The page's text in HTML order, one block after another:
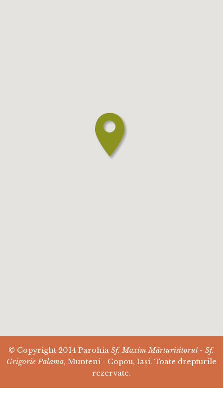
© Copyright 2014 ParohiaSf. Maxim Mărturisitorul - Sf.
Grigorie Palama, Munteni - Copou, Iași. Toate drepturile
rezervate.